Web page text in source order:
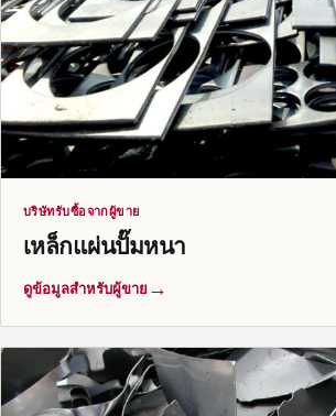
บริษัทรับซื้อจากผู้ขาย
เหล็กแผ่นปั๊มหนา
ดูข้อมูลสำหรับผู้ขาย →